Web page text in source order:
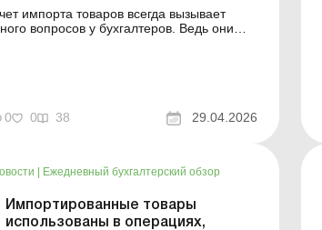
импорта товаров всегда вызывает
вопросов у бухгалтеров. Ведь они
В статье расскажем об ...
0 0 38 29.04.2026
| Ежедневный бухгалтерский обзор
Импортированные товары
использованы в операциях,